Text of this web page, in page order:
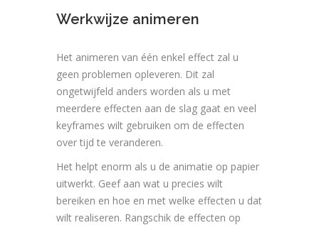
Werkwijze animeren
Het animeren van één enkel effect zal u
geen problemen opleveren. Dit zal
ongetwijfeld anders worden als u met
meerdere effecten aan de slag gaat en veel
keyframes wilt gebruiken om de effecten
over tijd te veranderen.
Het helpt enorm als u de animatie op papier
uitwerkt. Geef aan wat u precies wilt
bereiken en hoe en met welke effecten u dat
wilt realiseren. Rangschik de effecten op